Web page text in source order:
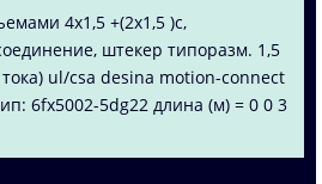
4x1,5 +(2x1,5 )c,
штекер типоразм. 1,5
ul/csa desina motion-connect
6fx5002-5dg22 длина (м) = 0 0 3